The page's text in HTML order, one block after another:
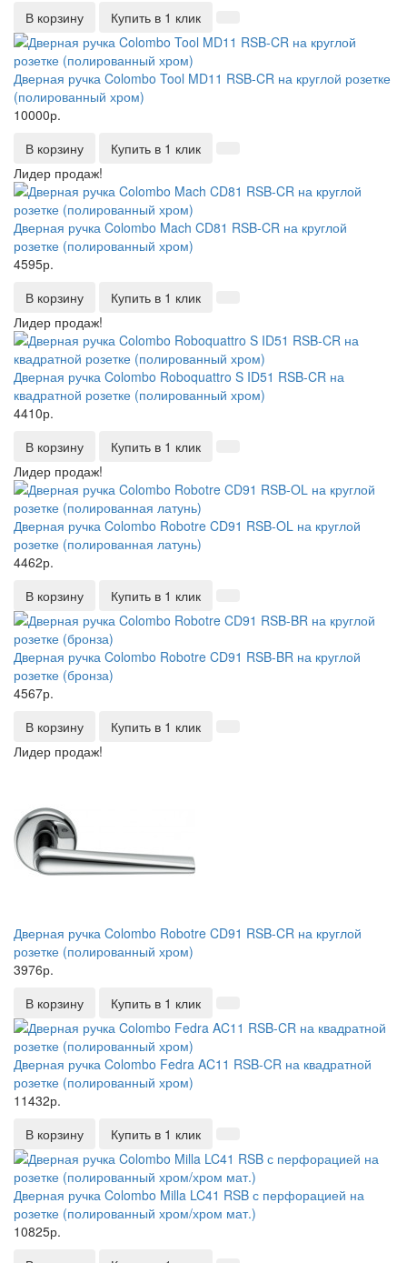
В корзину
Купить в 1 клик
Дверная ручка Colombo Tool MD11 RSB-CR на круглой розетке
(полированный хром)
10000р.
В корзину
Купить в 1 клик
Лидер продаж!
Дверная ручка Colombo Mach CD81 RSB-CR на круглой
розетке (полированный хром)
4595р.
В корзину
Купить в 1 клик
Лидер продаж!
Дверная ручка Colombo Roboquattro S ID51 RSB-CR на
квадратной розетке (полированный хром)
4410р.
В корзину
Купить в 1 клик
Лидер продаж!
Дверная ручка Colombo Robotre CD91 RSB-OL на круглой
розетке (полированная латунь)
4462р.
В корзину
Купить в 1 клик
Дверная ручка Colombo Robotre CD91 RSB-BR на круглой
розетке (бронза)
4567р.
В корзину
Купить в 1 клик
Лидер продаж!
Дверная ручка Colombo Robotre CD91 RSB-CR на круглой
розетке (полированный хром)
3976р.
В корзину
Купить в 1 клик
Дверная ручка Colombo Fedra AC11 RSB-CR на квадратной
розетке (полированный хром)
11432р.
В корзину
Купить в 1 клик
Дверная ручка Colombo Milla LC41 RSB с перфорацией на
розетке (полированный хром/хром мат.)
10825р.